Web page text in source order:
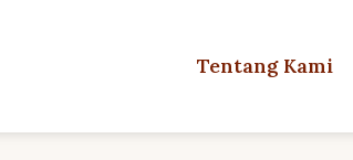
Tentang Kami